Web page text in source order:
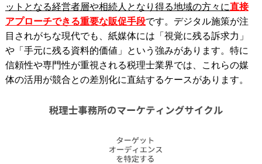
ットとなる経営者層や相続人となり得る地域の方々に直接
アプローチできる重要な販促手段です。デジタル施策が注
目されがちな現代でも、紙媒体には「視覚に残る訴求力」
や「手元に残る資料的価値」という強みがあります。特に
信頼性や専門性が重視される税理士業界では、これらの媒
体の活用が競合との差別化に直結するケースがあります。